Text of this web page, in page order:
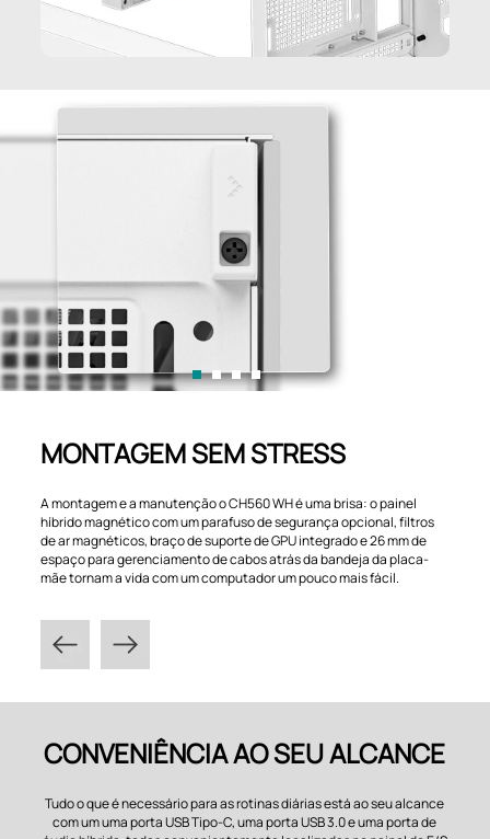
MONTAGEM SEM STRESS
A montagem e a manutenção o CH560 WH é uma brisa: o painel
híbrido magnético com um parafuso de segurança opcional, filtros
de ar magnéticos, braço de suporte de GPU integrado e 26 mm de
espaço para gerenciamento de cabos atrás da bandeja da placa-
mãe tornam a vida com um computador um pouco mais fácil.
CONVENIÊNCIA AO SEU ALCANCE
Tudo o que é necessário para as rotinas diárias está ao seu alcance
com um uma porta USB Tipo-C, uma porta USB 3.0 e uma porta de